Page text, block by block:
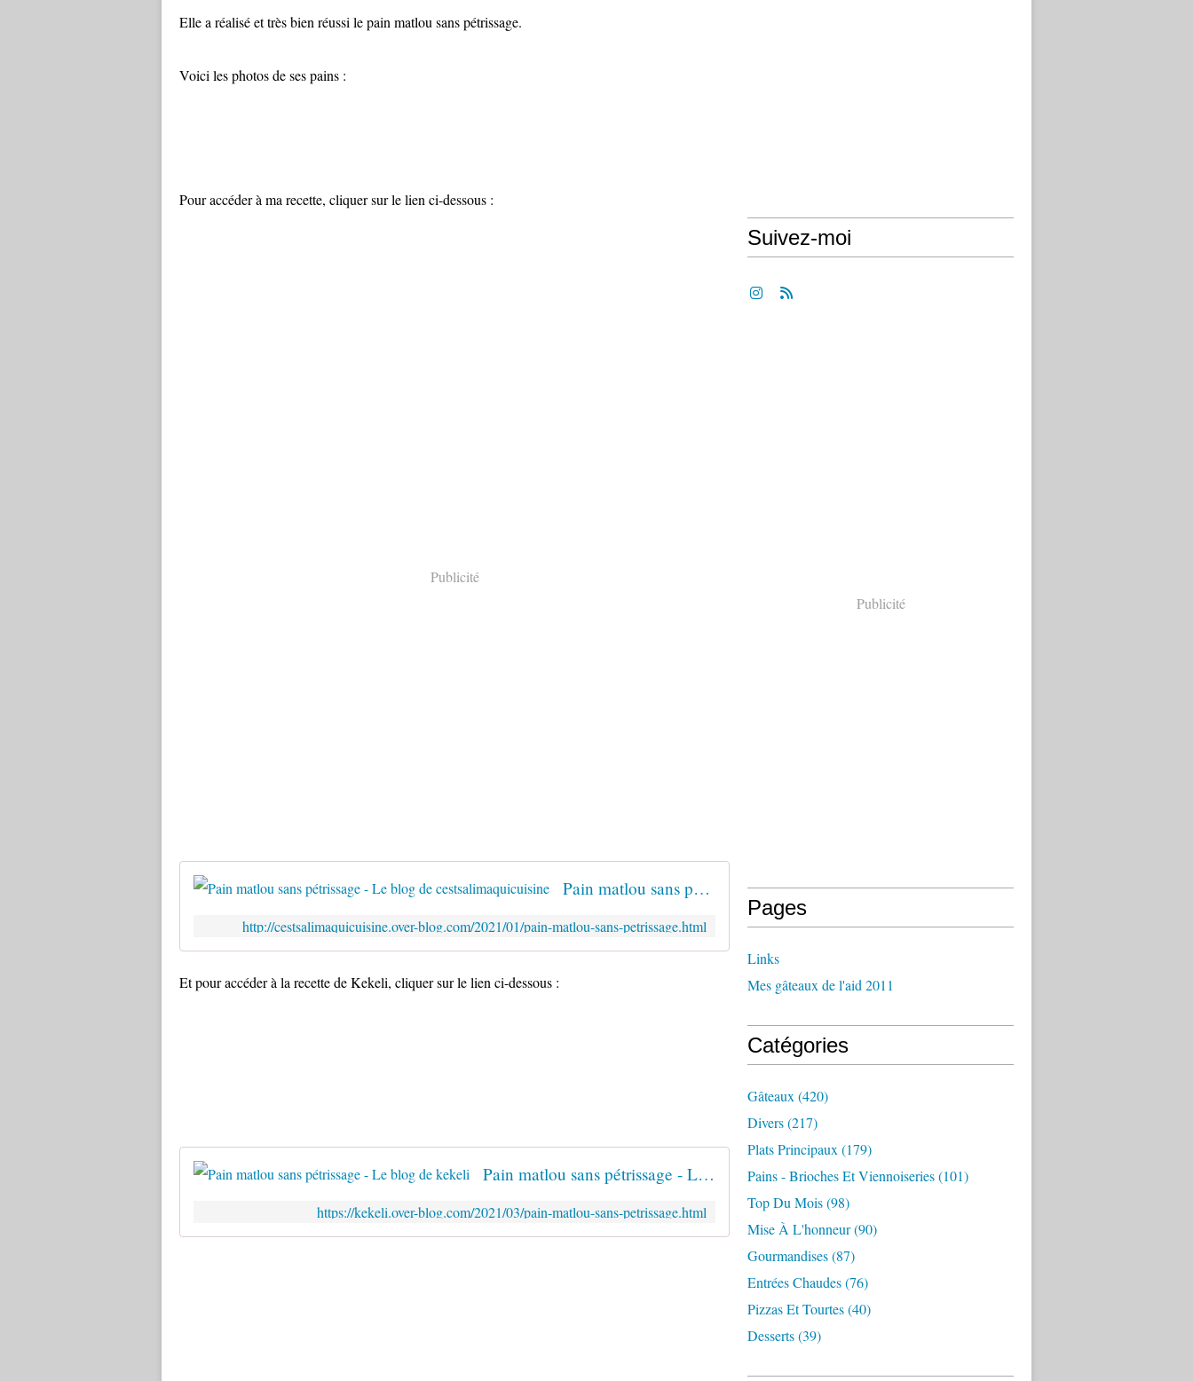
Elle a réalisé et très bien réussi le pain matlou sans pétrissage.
Voici les photos de ses pains :
Pour accéder à ma recette, cliquer sur le lien ci-dessous :
Publicité
Pain matlou sans pétrissage - Le blog de cestsalimaquicuisine
http://cestsalimaquicuisine.over-blog.com/2021/01/pain-matlou-sans-petrissage.html
Et pour accéder à la recette de Kekeli, cliquer sur le lien ci-dessous :
Pain matlou sans pétrissage - Le blog de kekeli
https://kekeli.over-blog.com/2021/03/pain-matlou-sans-petrissage.html
Suivez-moi
Publicité
Pages
Links
Mes gâteaux de l'aid 2011
Catégories
Gâteaux (420)
Divers(217)
Plats Principaux (179)
Pains - Brioches Et Viennoiseries(101)
Top Du Mois(98)
Mise À L'honneur(90)
Gourmandises(87)
Entrées Chaudes(76)
Pizzas Et Tourtes(40)
Desserts(39)